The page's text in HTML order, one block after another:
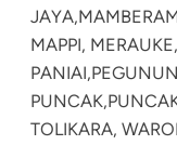
JAYA,
MAPPI, MERAUKE,
PANIAI,
PUNCAK,
TOLIKARA,